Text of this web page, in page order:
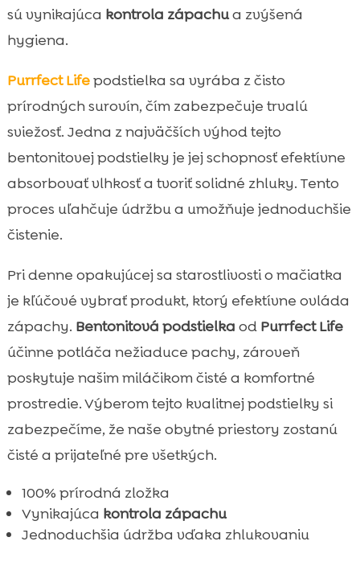
sú vynikajúca kontrola zápachua zvýšená
hygiena.
Purrfect Lifepodstielka sa vyrába z čisto
prírodných surovín, čím zabezpečuje trvalú
sviežosť. Jedna z najväčších výhod tejto
bentonitovej podstielky je jej schopnosť efektívne
absorbovať vlhkosť a tvoriť solidné zhluky. Tento
proces uľahčuje údržbu a umožňuje jednoduchšie
čistenie.
Pri denne opakujúcej sa starostlivosti o mačiatka
je kľúčové vybrať produkt, ktorý efektívne ovláda
zápachy. Bentonitová podstielka od Purrfect Life
účinne potláča nežiaduce pachy, zároveň
poskytuje našim miláčikom čisté a komfortné
prostredie. Výberom tejto kvalitnej podstielky si
zabezpečíme, že naše obytné priestory zostanú
čisté a prijateľné pre všetkých.
100% prírodná zložka
Vynikajúca kontrola zápachu
Jednoduchšia údržba vďaka zhlukovaniu